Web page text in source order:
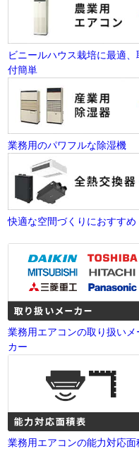
ビニールハウス栽培に最適、
付簡単
業務用のパワフルな除湿機
快適な空間づくりにおすすめ
業務用エアコンの取り扱いメ
カー
業務用エアコンの能力対応面